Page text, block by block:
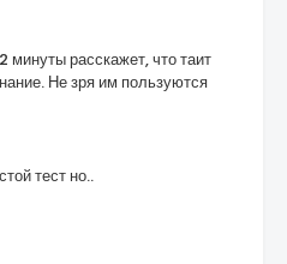
минуты расскажет, что таит
Не зря им пользуются
тест но..